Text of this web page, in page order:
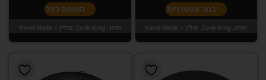
בחר אפשרויות
מותג: Cook-King, פולין ~ Hand-Made
הוספה לסל
מותג: Cook-King, פולין ~ Hand-Made